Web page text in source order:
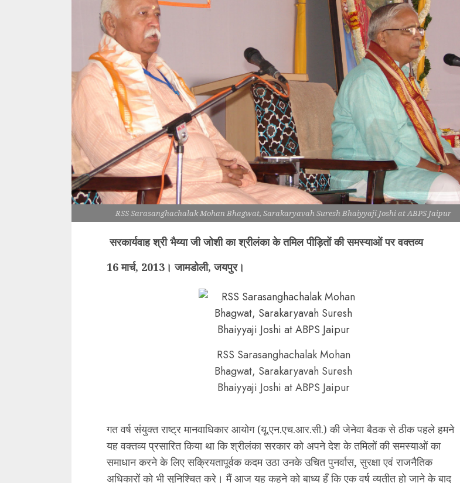
RSS Sarasanghachalak Mohan Bhagwat, Sarakaryavah Suresh Bhaiyyaji Joshi at ABPS Jaipur
सरकार्यवाह श्री भैय्या जी जोशी का श्रीलंका के तमिल पीड़ितों की समस्याओं पर वक्तव्य
16 मार्च, 2013। जामडोली, जयपुर।
RSS Sarasanghachalak Mohan
Bhagwat, Sarakaryavah Suresh
Bhaiyyaji Joshi at ABPS Jaipur
गत वर्ष संयुक्त राष्ट्र मानवाधिकार आयोग (यू.एन.एच.आर.सी.) की जेनेवा बैठक से ठीक पहले हमने
यह वक्तव्य प्रसारित किया था कि श्रीलंका सरकार को अपने देश के तमिलों की समस्याओं का
समाधान करने के लिए सक्रियतापूर्वक कदम उठा उनके उचित पुनर्वास, सुरक्षा एवं राजनैतिक
अधिकारों को भी सुनिश्चित करे। मैं आज यह कहने को बाध्य हूँ कि एक वर्ष व्यतीत हो जाने के बाद